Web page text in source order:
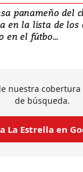
panameño del
en la lista de los
en el fútbo...
nuestra
de búsqueda.
La Estrella en